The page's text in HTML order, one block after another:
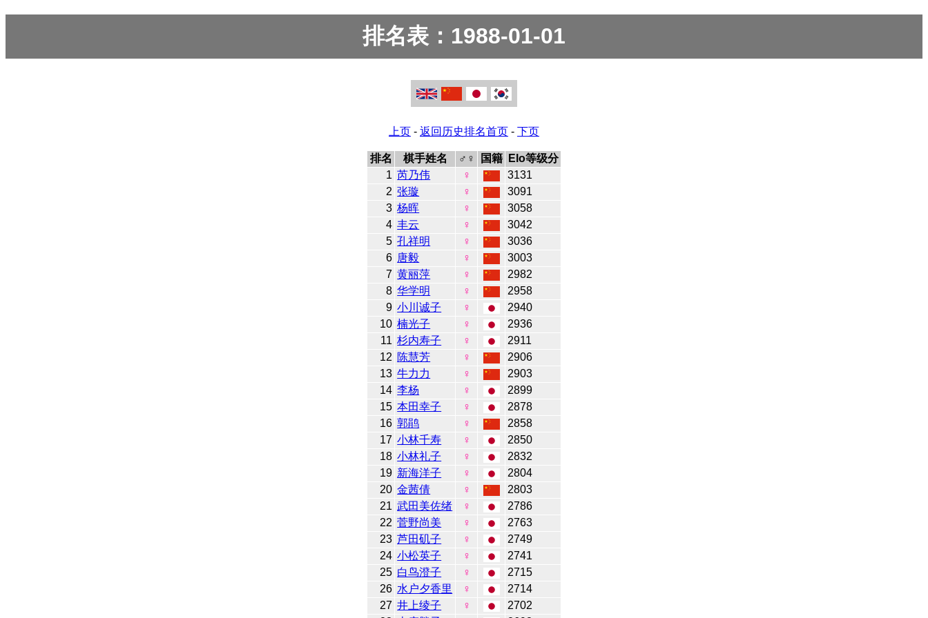
排名表：1988-01-01
上页 - 返回历史排名首页 - 下页
排名 棋手姓名 ♂♀ 国籍
Elo等级分
1 芮乃伟 ♀
3131
2 张璇 ♀
3091
3 杨晖 ♀
3058
4 丰云 ♀
3042
5 孔祥明 ♀
3036
6 唐毅 ♀
3003
7 黄丽萍 ♀
2982
8 华学明 ♀
2958
9 小川诚子 ♀
2940
10 楠光子 ♀
2936
11 杉内寿子 ♀
2911
12 陈慧芳 ♀
2906
13 牛力力 ♀
2903
14 李杨 ♀
2899
15 本田幸子 ♀
2878
16 郭鹃 ♀
2858
17 小林千寿 ♀
2850
18 小林礼子 ♀
2832
19 新海洋子 ♀
2804
20 金茜倩 ♀
2803
21 武田美佐绪 ♀
2786
22 菅野尚美 ♀
2763
23 芦田矶子 ♀
2749
24 小松英子 ♀
2741
25 白鸟澄子 ♀
2715
26 水户夕香里 ♀
2714
27 井上绫子 ♀
2702